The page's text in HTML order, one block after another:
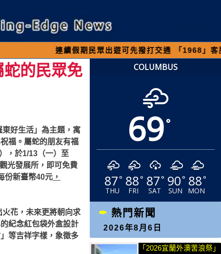
假期民眾出遊可先撥打交通 「1968」客服專線，以
的民眾免
東好生活」為主題，寓
福。屬蛇的朋友有福
，於1/13（一）至
光發展所，即可免費
份新臺幣40元，
花，未來更將朝向求
紀念紅包袋外盒設計
等吉祥字樣，象徵多
COLUMBUS
69°
87°
THU
88°
FRI
87°
SAT
90°
SUN
88°
MON
熱門新聞
2026年8月6日
「2026宜蘭外澳罟浪祭」